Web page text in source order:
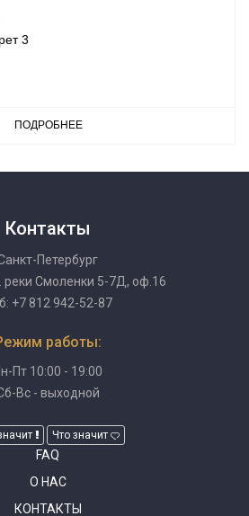
3
ПОДРОБНЕЕ
Контакты
Петербург
реки Смоленки 5-7Д, оф.16
+7 812 942-52-87
работы:
Пт 10:00 - 19:00
Вс - выходной
Что значит
FAQ
О НАС
КОНТАКТЫ